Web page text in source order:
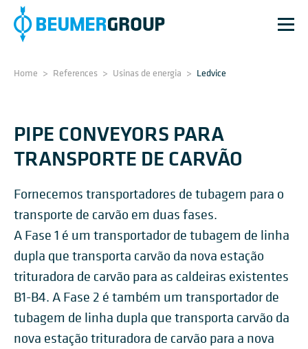
Home > References > Usinas de energia > Ledvice
PIPE CONVEYORS PARA
TRANSPORTE DE CARVÃO
Fornecemos transportadores de tubagem para o
transporte de carvão em duas fases.
A Fase 1 é um transportador de tubagem de linha
dupla que transporta carvão da nova estação
trituradora de carvão para as caldeiras existentes
B1-B4. A Fase 2 é também um transportador de
tubagem de linha dupla que transporta carvão da
nova estação trituradora de carvão para a nova